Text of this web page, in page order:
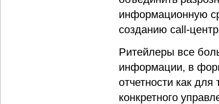
информационную
созданию call-
Ритейлеры все
информации, в
отчетности как
конкретного